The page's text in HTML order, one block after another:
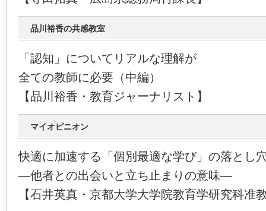
品川裕香の共感教室
「認知」についてリアルな理解が
全ての教師に必要（中編）
【品川裕香・教育ジャーナリスト】
マイオピニオン
快適に加速する「個別最適な学び」の落とし
―他者との出会いと立ち止まりの意味―
【石井英真・京都大学大学院教育学研究科准